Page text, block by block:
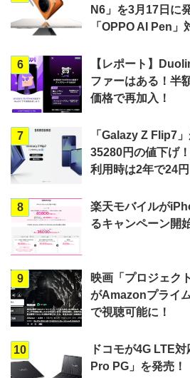
N6」を3月17日に
「OPPO AI Pen」
6
【レポート】
ファーはある！半
価格で再加入！
7
「Galazy Z Flip7
35280円の値下げ
利用時は2年で24円
8
楽天モバイルが
るキャンペーン開
9
映画「プロジェク
がAmazonプライ
で視聴可能に！
10
ドコモが4G LTE
Pro PG」を発売！